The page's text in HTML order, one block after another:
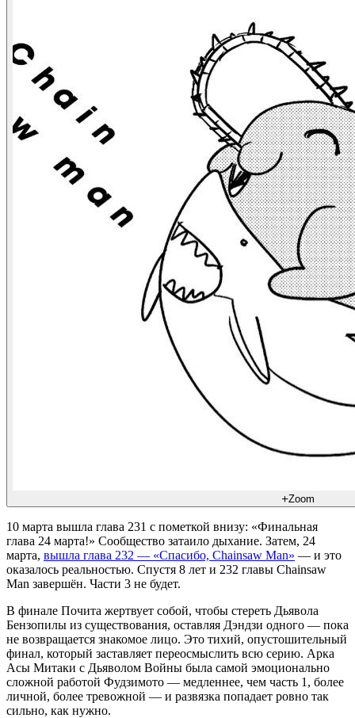
Zoom
10 марта вышла глава 231 с пометкой внизу: «Финальная
глава 24 марта!» Сообщество затаило дыхание. Затем, 24
марта, вышла глава 232 — «Спасибо, Chainsaw Man» — и это
оказалось реальностью. Спустя 8 лет и 232 главы Chainsaw
Man завершён. Части 3 не будет.
В финале Почита жертвует собой, чтобы стереть Дьявола
Бензопилы из существования, оставляя Дэндзи одного — пока
не возвращается знакомое лицо. Это тихий, опустошительный
финал, который заставляет переосмыслить всю серию. Арка
Асы Митаки с Дьяволом Войны была самой эмоционально
сложной работой Фудзимото — медленнее, чем часть 1, более
личной, более тревожной — и развязка попадает ровно так
сильно, как нужно.